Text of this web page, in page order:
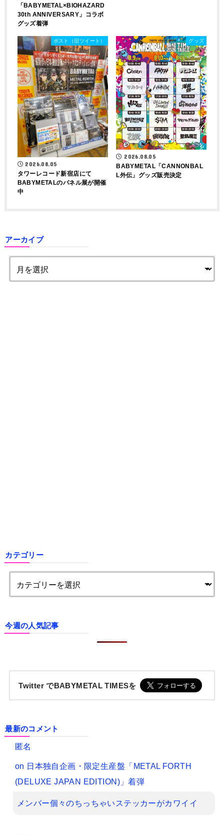
「BABYMETAL×BIOHAZARD
30th ANNIVERSARY」コラボ
グッズ着弾
ポスト（旧ツイート）
2026.08.05
タワーレコード新宿店にて
BABYMETALのパネル展が開催
中
グッズ
2026.08.05
BABYMETAL「CANNONBAL
L外伝」グッズ販売決定
アーカイブ
カテゴリー
今週の人気記事
Twitter でBABYMETAL TIMESを
最新のコメント
匿名
on 日本独自企画・限定生産盤「METAL FORTH
(DELUXE JAPAN EDITION)」着弾
メンバー個々のちっちゃいステッカーがカワイイ